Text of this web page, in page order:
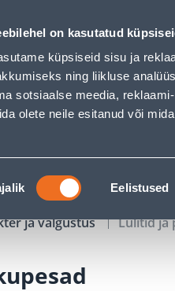
on kasutatud
küpsiseid sisu ja
ning liikluse
sotsiaalse meedia,
olete neile esitanud või
Eelistused
Klienditeenindus
KAMPAANIAD
ja valgustus Lülitid ja